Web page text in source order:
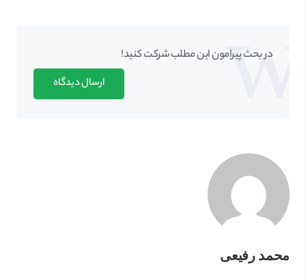
در بحث‌‌ پیرامون این مطلب شرکت کنید!
ارسال دیدگاه
محمد رفیعی